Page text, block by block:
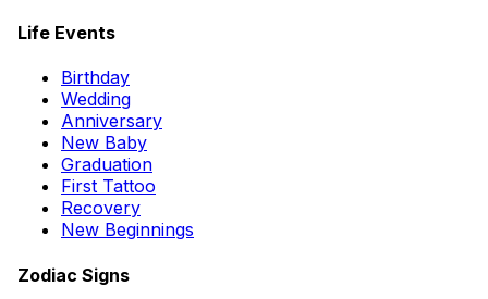
Life Events
Birthday
Wedding
Anniversary
New Baby
Graduation
First Tattoo
Recovery
New Beginnings
Zodiac Signs